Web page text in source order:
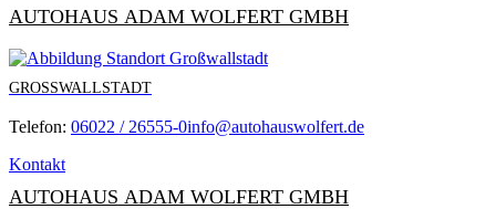
AUTOHAUS ADAM WOLFERT GMBH
GROSSWALLSTADT
Telefon: 06022 / 26555-0info@autohauswolfert.de
Kontakt
AUTOHAUS ADAM WOLFERT GMBH